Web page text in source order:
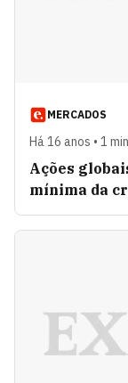
MERCADOS
Há 16 anos • 1
Ações
mínima da